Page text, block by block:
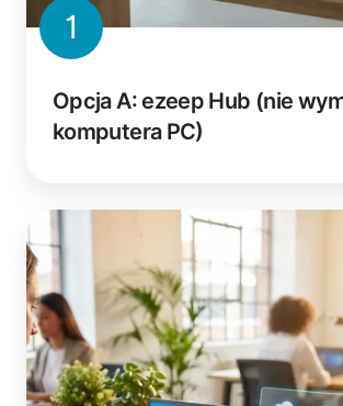
1
Opcja A: ezeep Hub (nie
komputera PC)